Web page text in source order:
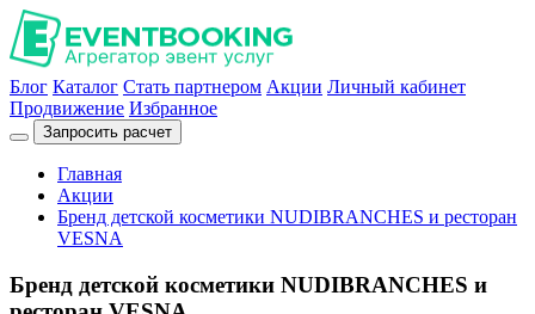
Блог Каталог Стать партнером Акции Личный кабинет
Продвижение Избранное
Запросить расчет
Главная
Акции
Бренд детской косметики NUDIBRANCHES и ресторан
VESNA
Бренд детской косметики NUDIBRANCHES и